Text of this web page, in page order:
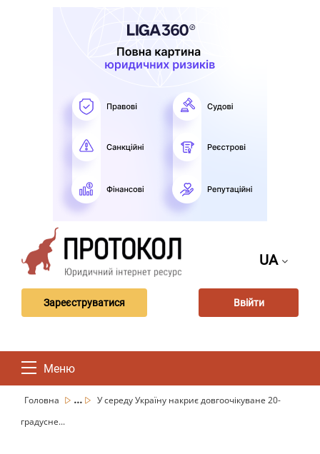
UA
Зареєструватися Ввійти
Меню
Головна ...
У середу Україну накриє довгоочікуване 20-
градусне...